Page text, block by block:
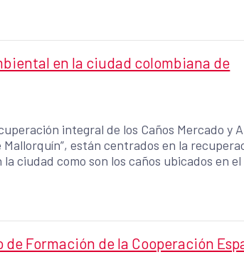
en la ciudad colombiana de
integral de los Caños Mercado y
están centrados en la
ciudad como son los caños ubicados en el
en las ciudades de
Europea. El monto total de los
asciende a más de 576.000 € (COP$
técnicos/as de la Alcaldía de Barranquilla
Formación de la Cooperación